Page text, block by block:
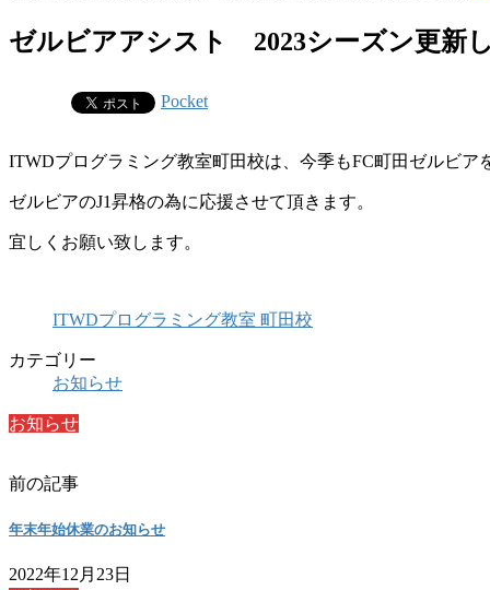
ゼルビアアシスト 2023シーズン更新し
Pocket
ITWDプログラミング教室町田校は、今季もFC町田ゼルビア
ゼルビアのJ1昇格の為に応援させて頂きます。
宜しくお願い致します。
ITWDプログラミング教室 町田校
カテゴリー
お知らせ
お知らせ
前の記事
年末年始休業のお知らせ
2022年12月23日